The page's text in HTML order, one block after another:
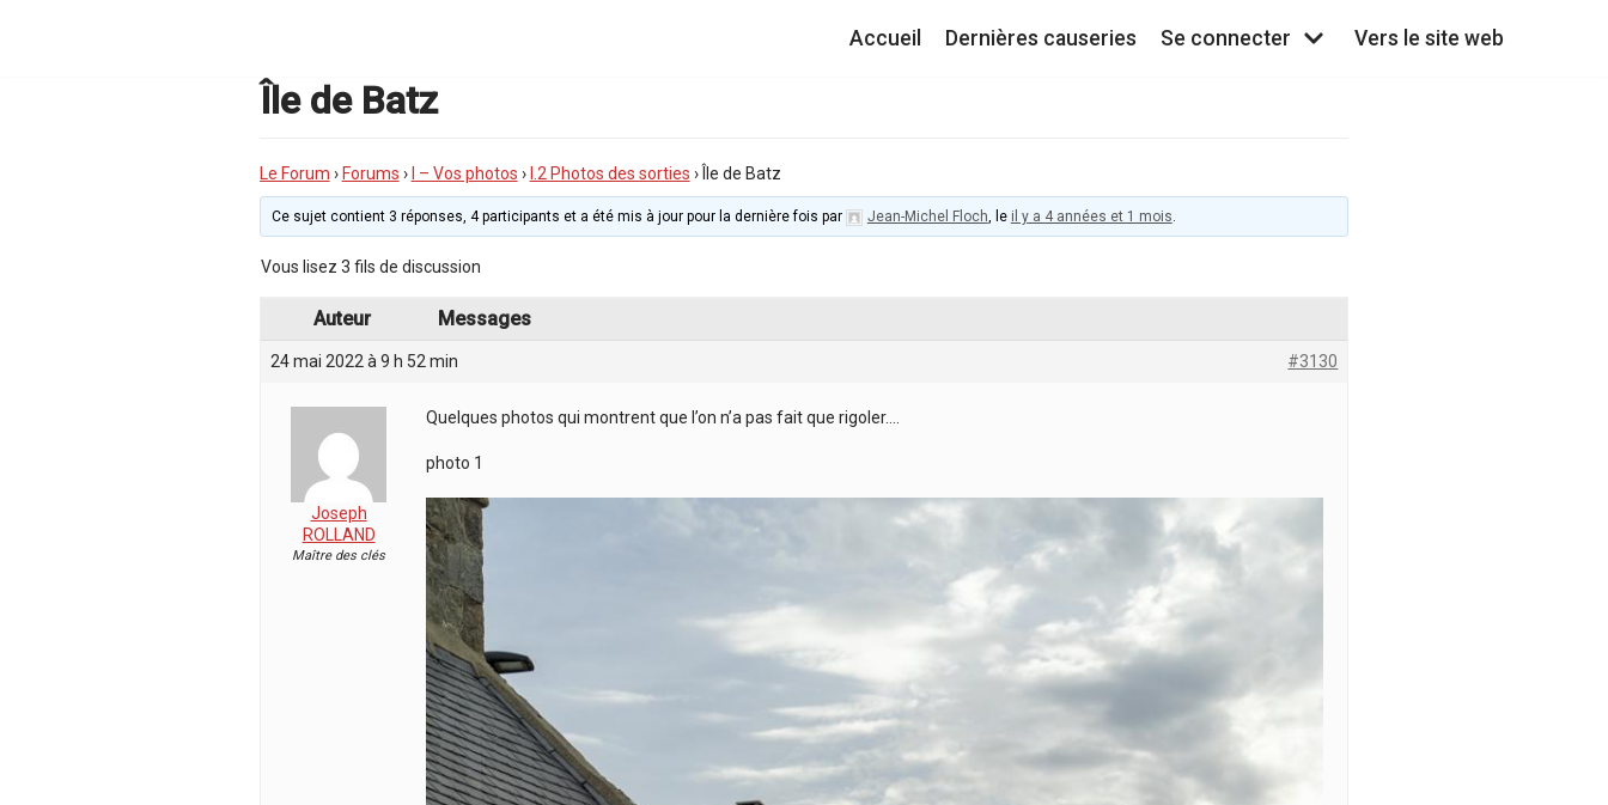
Accueil Dernières causeries Se connecter Vers le site web
Île de Batz
Le Forum › Forums › I – Vos photos › I.2 Photos des sorties › Île de Batz
Ce sujet contient 3 réponses, 4 participants et a été mis à jour pour la dernière fois par Jean-Michel Floch, le il y a 4 années et 1 mois.
Vous lisez 3 fils de discussion
Auteur Messages
24 mai 2022 à 9 h 52 min #3130
Joseph
ROLLAND
Maître des clés
Quelques photos qui montrent que l’on n’a pas fait que rigoler….
photo 1